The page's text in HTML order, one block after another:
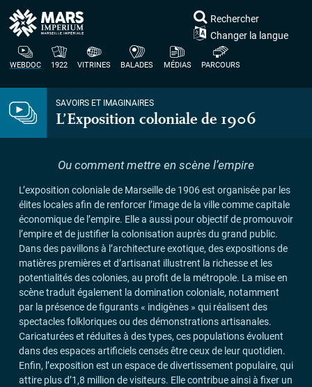
WEBDOC 1922 VITRINES BALADES MÉDIAS PARCOURS
Rechercher
Changer la langue
SAVOIRS ET IMAGINAIRES
L’Exposition coloniale de 1906
Ou comment mettre en scène l’empire
L’exposition coloniale de Marseille de 1906 est organisée par les
élites locales afin de renforcer l’image de la ville comme capitale
économique de l’empire. Elle a aussi pour objectif de promouvoir
l’empire et de justifier la colonisation auprès du grand public.
Dans des pavillons à l’architecture exotique, des expositions de
matières premières et d’artisanat illustrent la richesse et les
potentialités des colonies, au profit de la métropole. La mise en
scène traduit également la domination coloniale, notamment
par la présence de figurants « indigènes » qui réalisent des
spectacles folkloriques ou des démonstrations artisanales.
Caricaturées et réduites à des types, ces populations évoluent
dans des espaces artificiels censés être ceux de leur quotidien.
Enfin, l’exposition est un espace de divertissement populaire, qui
attire plus d’1,8 million de visiteurs. Elle contribue ainsi à fixer un